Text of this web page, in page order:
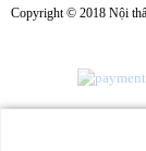
Copyright © 2018 Nội